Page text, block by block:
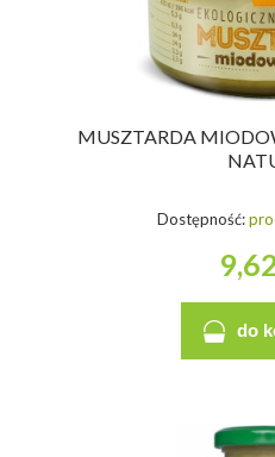
MUSZTARDA
Dostępność:
do